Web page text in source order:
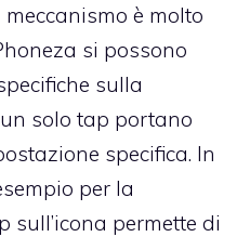
è molto
si possono
sulla
solo tap portano
specifica. In
per la
sull’icona permette di